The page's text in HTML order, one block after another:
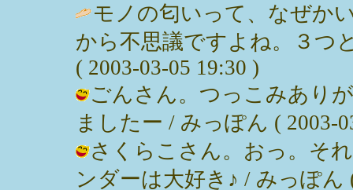
モノの匂いって、なぜか
から不思議ですよね。３つ
( 2003-03-05 19:30 )
ごんさん。つっこみあり
ましたー / みっぽん ( 2003-
さくらこさん。おっ。そ
ンダーは大好き♪ / みっぽん